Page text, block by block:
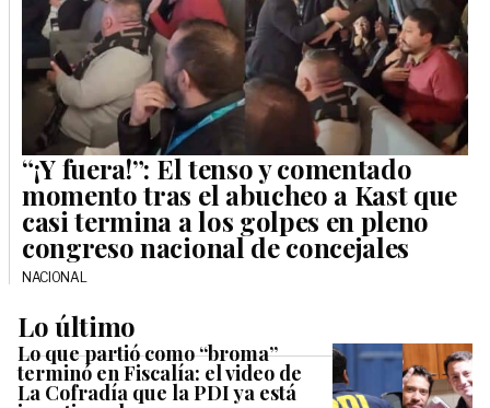
“¡Y fuera!”: El tenso y comentado
momento tras el abucheo a Kast que
casi termina a los golpes en pleno
congreso nacional de concejales
NACIONAL
Lo último
Lo que partió como “broma”
terminó en Fiscalía: el video de
La Cofradía que la PDI ya está